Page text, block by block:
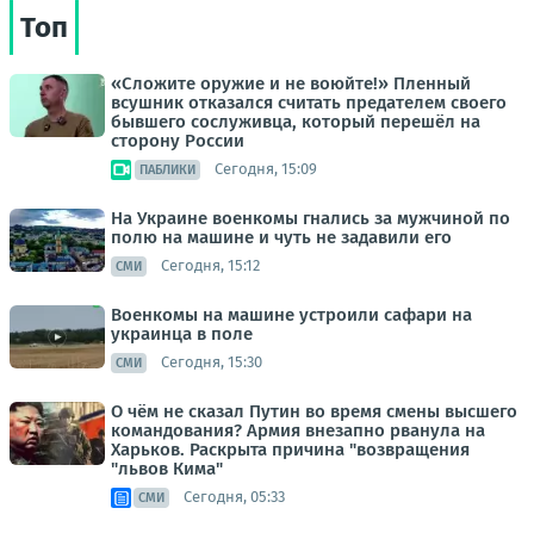
Топ
«Сложите оружие и не воюйте!» Пленный
всушник отказался считать предателем своего
бывшего сослуживца, который перешёл на
сторону России
ПАБЛИКИ Сегодня, 15:09
На Украине военкомы гнались за мужчиной по
полю на машине и чуть не задавили его
СМИ Сегодня, 15:12
Военкомы на машине устроили сафари на
украинца в поле
СМИ Сегодня, 15:30
О чём не сказал Путин во время смены высшего
командования? Армия внезапно рванула на
Харьков. Раскрыта причина "возвращения
"львов Кима"
СМИ Сегодня, 05:33